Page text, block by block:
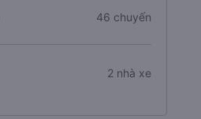
46 chuyến
2 nhà xe